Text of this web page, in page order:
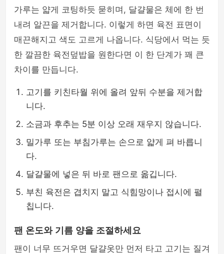
가루는 얇게 코팅하듯 묻히며, 달걀물은 체에 한 번
내려 알끈을 제거합니다. 이렇게 하면 육전 표면이
매끈해지고 색도 고르게 나옵니다. 식당에서 먹는 듯
한 깔끔한 육전덮밥을 원한다면 이 한 단계가 꽤 큰
차이를 만듭니다.
고기를 키친타월 위에 올려 앞뒤 수분을 제거합
니다.
소금과 후추는 5분 이상 오래 재우지 않습니다.
밀가루 또는 부침가루는 손으로 얇게 펴 바릅니
다.
달걀물에 넣은 뒤 바로 팬으로 옮깁니다.
부친 육전은 겹치지 말고 식힘망이나 접시에 펼
칩니다.
팬 온도와 기름 양을 조절하세요
팬이 너무 뜨거우면 달걀옷만 먼저 타고 고기는 질겨